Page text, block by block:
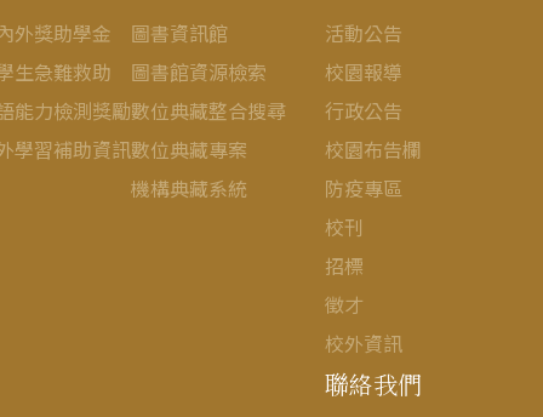
外獎助學金
生急難救助
能力檢測獎勵
學習補助資訊
圖書資訊館
圖書館資源檢索
數位典藏整合搜尋
數位典藏專案
機構典藏系統
活動公告
校園報導
行政公告
校園布告欄
防疫專區
校刊
招標
徵才
校外資訊
聯絡我們